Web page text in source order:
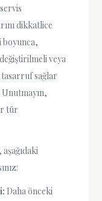
dikkatlice
boyunca,
veya
tasarruf sağlar
Unutmayın,
tür
Daha önceki